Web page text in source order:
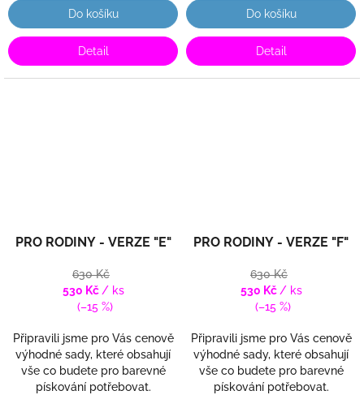
Do košíku
Detail
Do košíku
Detail
PRO RODINY - VERZE "E"
630 Kč
530 Kč/ ks
(–15 %)
Připravili jsme pro Vás cenově
výhodné sady, které obsahují
vše co budete pro barevné
pískování potřebovat.
PRO RODINY - VERZE "F"
630 Kč
530 Kč/ ks
(–15 %)
Připravili jsme pro Vás cenově
výhodné sady, které obsahují
vše co budete pro barevné
pískování potřebovat.